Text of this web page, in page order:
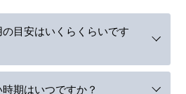
目安はいくらくらいです
期はいつですか？